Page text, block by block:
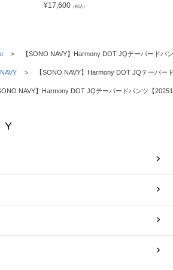
¥17,600 （税込）
【SONO NAVY】Harmony DOT JQテーパードパ
【SONO NAVY】Harmony DOT JQテーパー
NAVY】Harmony DOT JQテーパードパンツ【